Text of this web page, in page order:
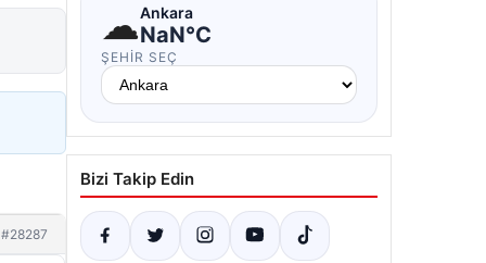
#28287
☁Ankara
NaN°C
ŞEHIR SEÇ
Bizi Takip Edin